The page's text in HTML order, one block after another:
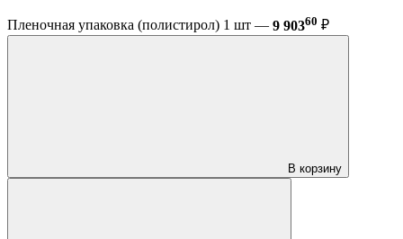
Пленочная упаковка (полистирол) 1 шт — 9 90360 ₽
В корзину